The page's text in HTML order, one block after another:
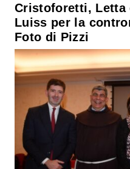
Cristoforetti, Letta
Luiss per la
Foto di Pizzi